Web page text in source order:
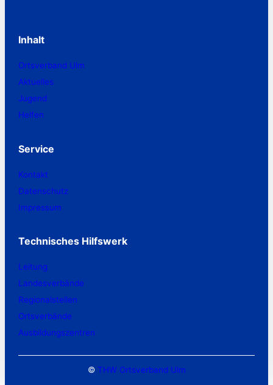
Inhalt
Ortsverband Ulm
Aktuelles
Jugend
Helfen
Service
Kontakt
Datenschutz
Impressum
Technisches Hilfswerk
Leitung
Landesverbände
Regionalstellen
Ortsverbände
Ausbildungszentren
© THW Ortsverband Ulm